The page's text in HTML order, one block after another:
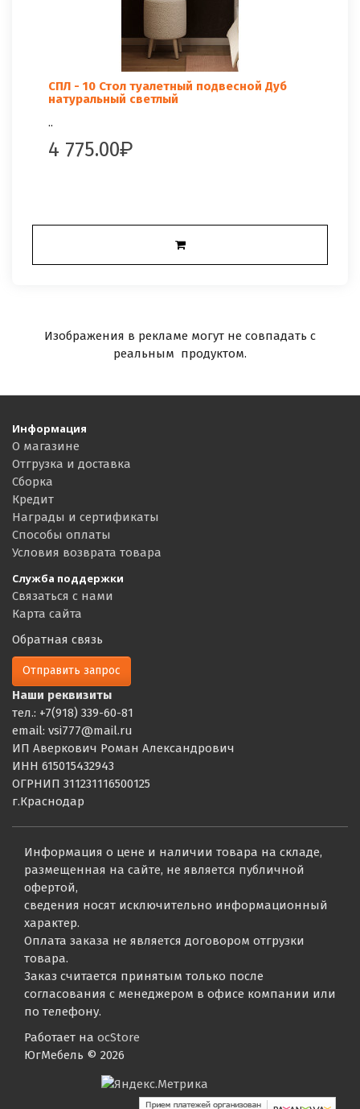
СПЛ - 10 Стол туалетный подвесной Дуб
натуральный светлый
..
4 775.00
Изображения в рекламе могут не совпадать с
реальным продуктом.
Информация
О магазине
Отгрузка и доставка
Сборка
Кредит
Награды и сертификаты
Способы оплаты
Условия возврата товара
Служба поддержки
Связаться с нами
Карта сайта
Обратная связь
Отправить запрос
Наши реквизиты
тел.: +7(918) 339-60-81
email: vsi777@mail.ru
ИП Аверкович Роман Александрович
ИНН 615015432943
ОГРНИП 311231116500125
г.Краснодар
Информация о цене и наличии товара на складе,
размещенная на сайте, не является публичной
офертой,
сведения носят исключительно информационный
характер.
Оплата заказа не является договором отгрузки
товара.
Заказ считается принятым только после
согласования с менеджером в офисе компании или
по телефону.
Работает на ocStore
ЮгМебель © 2026